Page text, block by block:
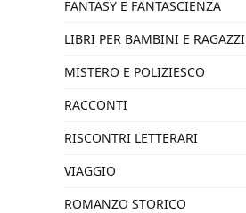
FANTASY E FANTASCIENZA
LIBRI PER BAMBINI E RAGAZZI
MISTERO E POLIZIESCO
RACCONTI
RISCONTRI LETTERARI
VIAGGIO
ROMANZO STORICO